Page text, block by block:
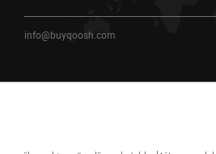
info@buyqoosh.com